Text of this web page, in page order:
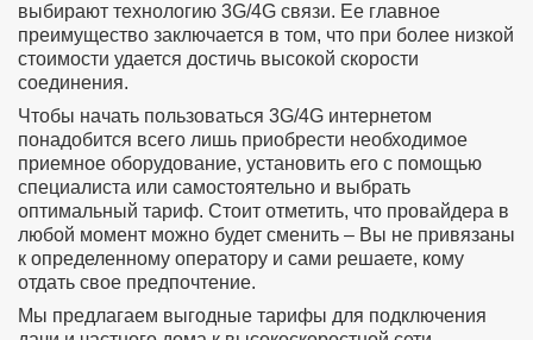
выбирают технологию 3G/4G связи. Ее главное
преимущество заключается в том, что при более низкой
стоимости удается достичь высокой скорости
соединения.
Чтобы начать пользоваться 3G/4G интернетом
понадобится всего лишь приобрести необходимое
приемное оборудование, установить его с помощью
специалиста или самостоятельно и выбрать
оптимальный тариф. Стоит отметить, что провайдера в
любой момент можно будет сменить – Вы не привязаны
к определенному оператору и сами решаете, кому
отдать свое предпочтение.
Мы предлагаем выгодные тарифы для подключения